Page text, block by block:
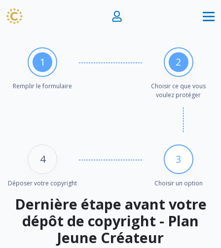
1
Remplir le formulaire
2
Choisir ce que vous
voulez protéger
3
Choisir un option
4
Déposer votre copyright
Dernière étape avant votre
dépôt de copyright - Plan
Jeune Créateur